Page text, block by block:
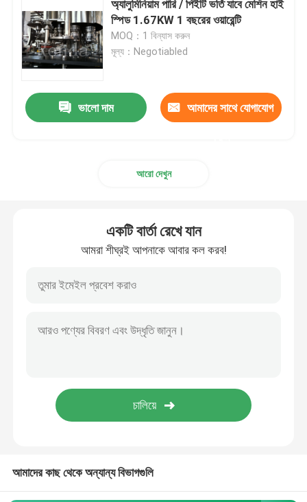
RO জল চিকিত্সা সিস্টেম
অ্যালুমিনিয়াম পারি / পিইটি ভর্তি যাবে মেশিন হাই
স্পিড 1.67KW 1 বছরের ওয়ারেন্টি
MOQ：1 বিন্যাস করুন
মূল্য：Negotiabled
ভালো দাম আমাদের সাথে যোগাযোগ
আরো দেখুন
একটি বার্তা রেখে যান
আমরা শীঘ্রই আপনাকে আবার কল করব!
আমাদের কাছ থেকে অন্যান্য বিভাগগুলি